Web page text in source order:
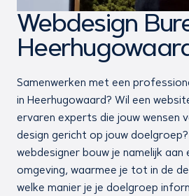
Webdesign
Samenwerken met een
in Heerhugowaard? Wil een
ervaren experts die jouw wensen
design gericht op jouw
webdesigner bouw je namelijk aan
omgeving, waarmee je tot in de
welke manier je je doelgroep